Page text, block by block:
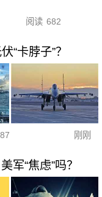
阅读 682
“卡脖子”？
刚刚
军“焦虑”吗？